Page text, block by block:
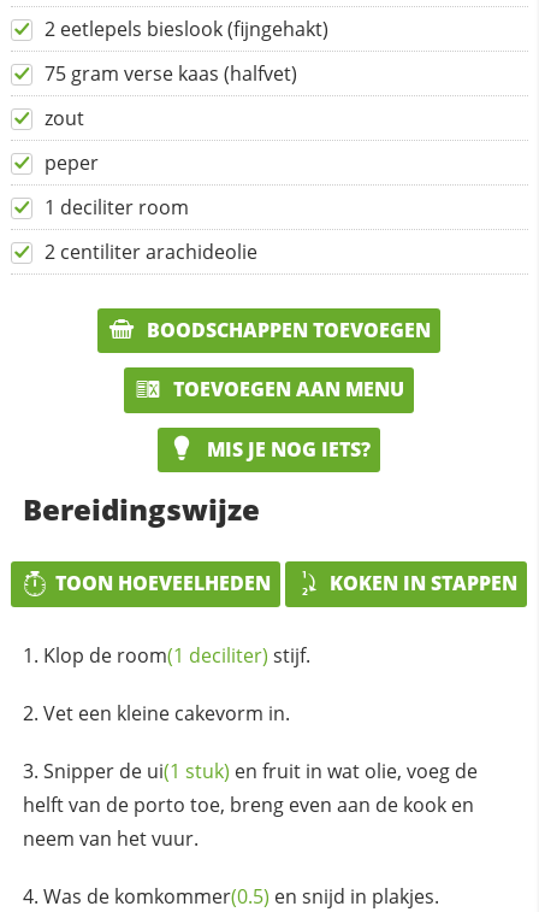
2 eetlepels bieslook (fijngehakt)
75 gram verse kaas (halfvet)
zout
peper
1 deciliter room
2 centiliter arachideolie
BOODSCHAPPEN TOEVOEGEN
TOEVOEGEN AAN MENU
MIS JE NOG IETS?
Bereidingswijze
TOON HOEVEELHEDEN KOKEN IN STAPPEN
Klop de room(1 deciliter) stijf.
Vet een kleine cakevorm in.
Snipper de ui(1 stuk) en fruit in wat olie, voeg de
helft van de porto toe, breng even aan de kook en
neem van het vuur.
Was de komkommer(0.5) en snijd in plakjes.